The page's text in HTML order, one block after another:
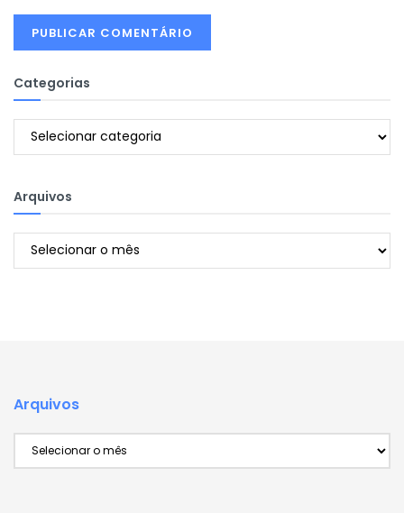
Categorias
Categorias
Arquivos
Arquivos
Arquivos